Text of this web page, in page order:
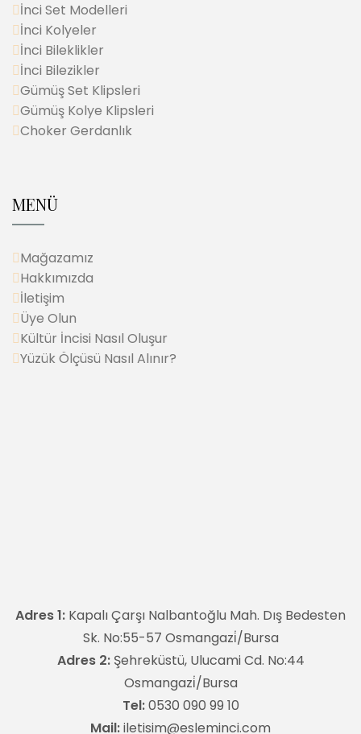
İnci Set Modelleri
İnci Kolyeler
İnci Bileklikler
İnci Bilezikler
Gümüş Set Klipsleri
Gümüş Kolye Klipsleri
Choker Gerdanlık
MENÜ
Mağazamız
Hakkımızda
İletişim
Üye Olun
Kültür İncisi Nasıl Oluşur
Yüzük Ölçüsü Nasıl Alınır?
Adres 1: Kapalı Çarşı Nalbantoğlu Mah. Dış Bedesten
Sk. No:55-57 Osmangazi̇/Bursa
Adres 2:Şehreküstü, Ulucami Cd. No:44
Osmangazi̇/Bursa
Tel:0530 090 99 10
Mail:iletisim@esleminci.com